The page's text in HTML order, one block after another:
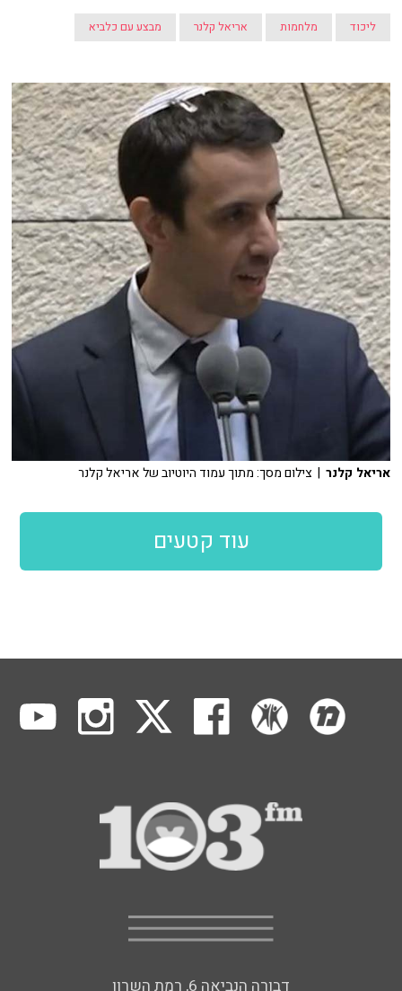
ליכוד מלחמות אריאל קלנר מבצע עם כלביא
אריאל קלנר | צילום מסך: מתוך עמוד היוטיוב של אריאל קלנר
עוד קטעים
דבורה הנביאה 6, רמת השרון